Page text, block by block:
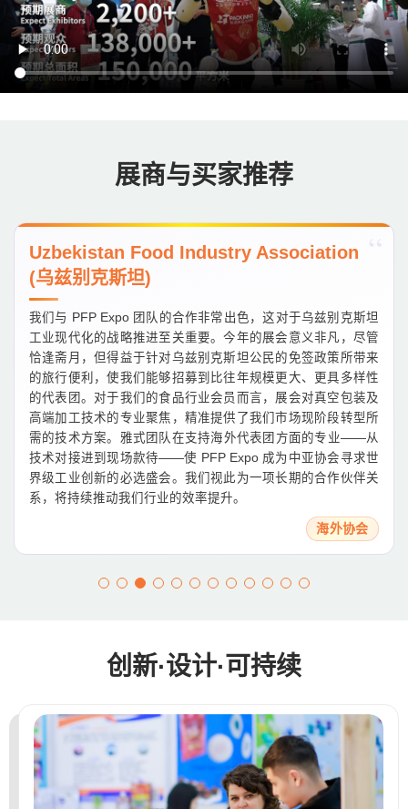
展商与买家推荐
Uzbekistan Food Industry Association
(乌兹别克斯坦)
我们与 PFP Expo 团队的合作非常出色，这对于乌兹别克斯坦
工业现代化的战略推进至关重要。今年的展会意义非凡，尽管
恰逢斋月，但得益于针对乌兹别克斯坦公民的免签政策所带来
的旅行便利，使我们能够招募到比往年规模更大、更具多样性
的代表团。对于我们的食品行业会员而言，展会对真空包装及
高端加工技术的专业聚焦，精准提供了我们市场现阶段转型所
需的技术方案。雅式团队在支持海外代表团方面的专业——从
技术对接进到现场款待——使 PFP Expo 成为中亚协会寻求世
界级工业创新的必选盛会。我们视此为一项长期的合作伙伴关
系，将持续推动我们行业的效率提升。
海外协会
创新·设计·可持续